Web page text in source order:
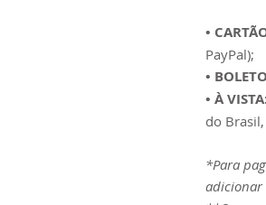
•
PayPal);
•
• À
do
*Para
adicionar